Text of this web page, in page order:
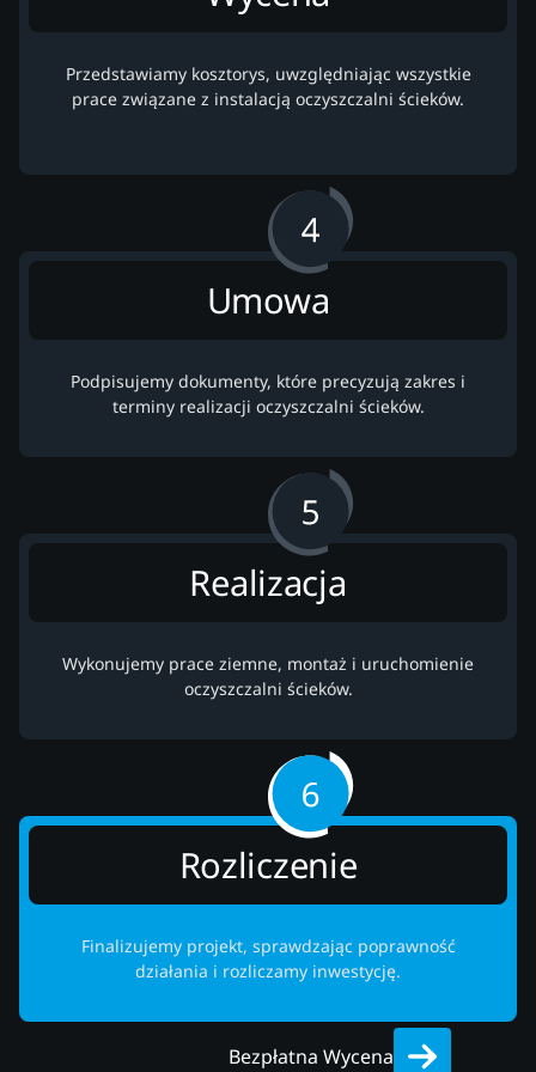
Przedstawiamy kosztorys, uwzględniając wszystkie
prace związane z instalacją oczyszczalni ścieków.
Umowa
Podpisujemy dokumenty, które precyzują zakres i
terminy realizacji oczyszczalni ścieków.
Realizacja
Wykonujemy prace ziemne, montaż i uruchomienie
oczyszczalni ścieków.
Rozliczenie
Finalizujemy projekt, sprawdzając poprawność
działania i rozliczamy inwestycję.
Bezpłatna Wycena